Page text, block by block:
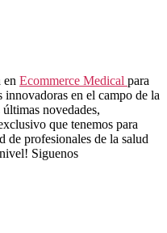
en Ecommerce Medical para
innovadoras en el campo de la
novedades,
que tenemos para
de profesionales de la salud
Siguenos